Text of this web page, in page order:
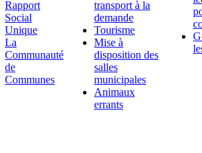
Rapport
Social
Unique
La
Communauté
de
Communes
transport à la
demande
Tourisme
Mise à
disposition des
salles
municipales
Animaux
errants